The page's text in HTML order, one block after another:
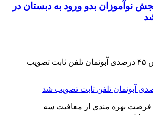
نوآموزان بدو ورود به دبستان در